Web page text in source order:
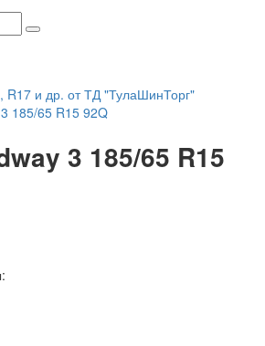
и др. от ТД "ТулаШинТорг"
185/65 R15 92Q
3 185/65 R15